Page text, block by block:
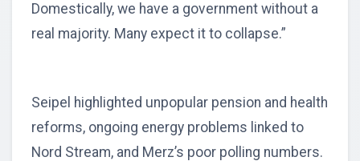
Domestically, we have a government without a
real majority. Many expect it to collapse.”
Seipel highlighted unpopular pension and health
reforms, ongoing energy problems linked to
Nord Stream, and Merz’s poor polling numbers.